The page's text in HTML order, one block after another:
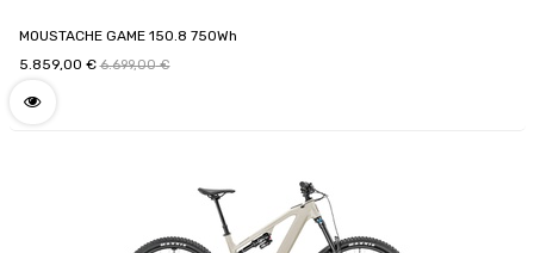
MOUSTACHE GAME 150.8 750Wh
5.859,00 € 6.699,00€